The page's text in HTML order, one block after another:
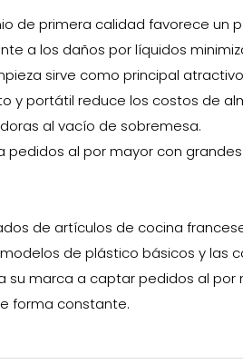
de primera calidad favorece
a los daños por líquidos
sirve como principal
y portátil reduce los costos de
al vacío de sobremesa.
pedidos al por mayor con
de artículos de cocina
de plástico básicos y las
su marca a captar pedidos al
forma constante.